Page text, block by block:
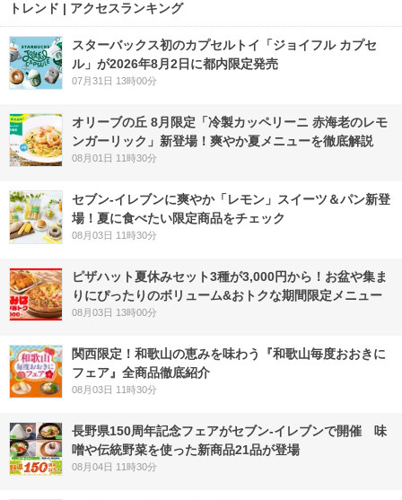
トレンド | アクセスランキング
スターバックス初のカプセルトイ「ジョイフル カプセ
ル」が2026年8月2日に都内限定発売
07月31日 13時00分
オリーブの丘 8月限定「冷製カッペリーニ 赤海老のレモ
ンガーリック」新登場！爽やか夏メニューを徹底解説
08月01日 11時30分
セブン‐イレブンに爽やか「レモン」スイーツ＆パン新登
場！夏に食べたい限定商品をチェック
08月03日 11時30分
ピザハット夏休みセット3種が3,000円から！お盆や集ま
りにぴったりのボリューム&おトクな期間限定メニュー
08月03日 13時00分
関西限定！和歌山の恵みを味わう『和歌山毎度おおきに
フェア』全商品徹底紹介
08月03日 11時30分
長野県150周年記念フェアがセブン-イレブンで開催 味
噌や伝統野菜を使った新商品21品が登場
08月04日 11時30分